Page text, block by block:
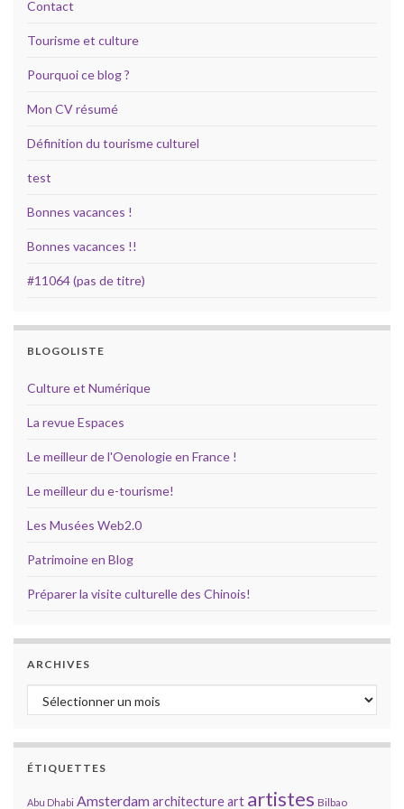
Contact
Tourisme et culture
Pourquoi ce blog ?
Mon CV résumé
Définition du tourisme culturel
test
Bonnes vacances !
Bonnes vacances !!
#11064 (pas de titre)
BLOGOLISTE
Culture et Numérique
La revue Espaces
Le meilleur de l'Oenologie en France !
Le meilleur du e-tourisme!
Les Musées Web2.0
Patrimoine en Blog
Préparer la visite culturelle des Chinois!
ARCHIVES
Archives
ÉTIQUETTES
Abu Dhabi Amsterdamarchitectureart artistes Bilbao